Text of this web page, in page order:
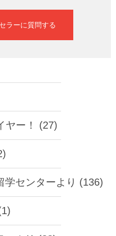
ラーに質問する
ヤー！ (27)
学センターより (136)